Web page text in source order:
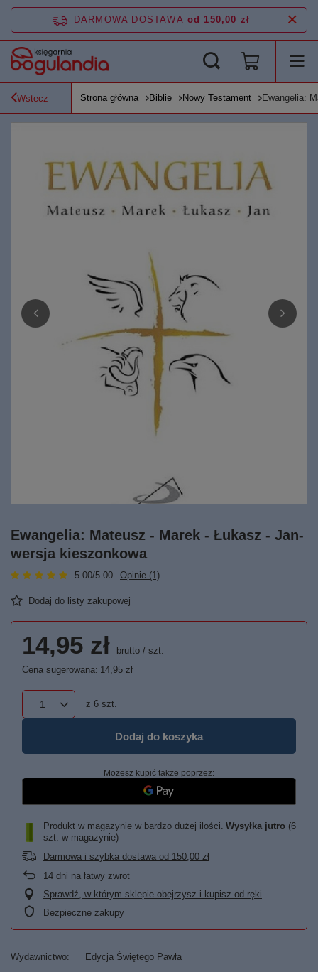
DARMOWA DOSTAWA od 150,00 zł
Wstecz Strona główna Biblie Nowy Testament Ewangelia:
Ewangelia: Mateusz - Marek - Łukasz - Jan-
wersja kieszonkowa
5.00/5.00 Opinie (1)
Dodaj do listy zakupowej
14,95 zł brutto / szt.
Cena sugerowana: 14,95 zł
z 6 szt.
Dodaj do koszyka
Możesz kupić także poprzez:
Produkt w magazynie w bardzo dużej ilości Wysyłka jutro (6
szt. w magazynie)
Darmowa i szybka dostawa od 150,00 zł
14 dni na łatwy zwrot
Sprawdź, w którym sklepie obejrzysz i kupisz od ręki
Bezpieczne zakupy
Wydawnictwo Edycja Świętego Pawła